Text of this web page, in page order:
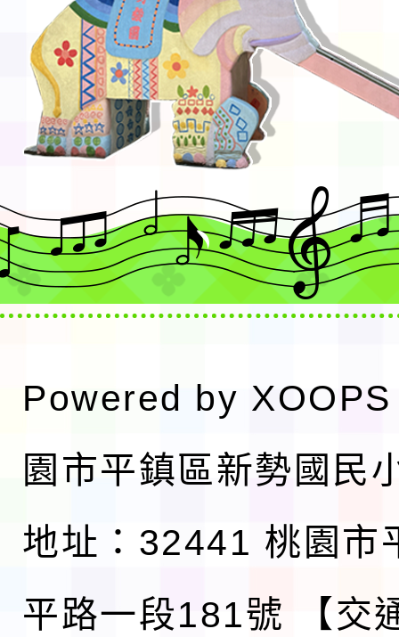
Powered by XOOPS
園市平鎮區新勢國民
地址：32441 桃園市
平路一段181號
【交